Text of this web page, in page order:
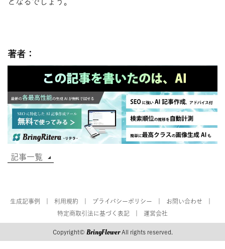
著者：
記事一覧
生成記事例 利用規約 プライバシーポリシー
お問い合わせ
特定商取引法に基づく表記
運営会社
Copyright© BringFlowerAll rights reserved.